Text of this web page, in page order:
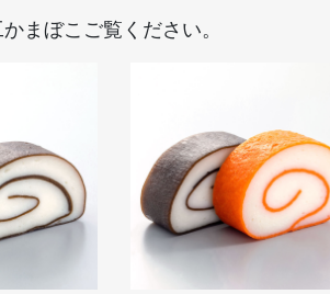
まぼこご覧ください。